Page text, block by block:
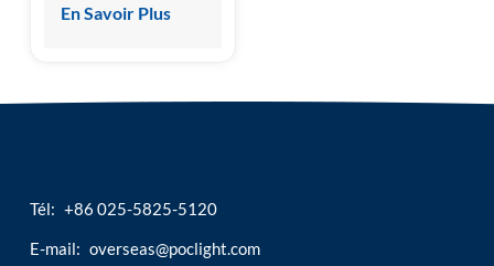
immunologique
homogène)
En Savoir Plus
Tél: +86 025-5825-5120
E-mail: overseas@poclight.com